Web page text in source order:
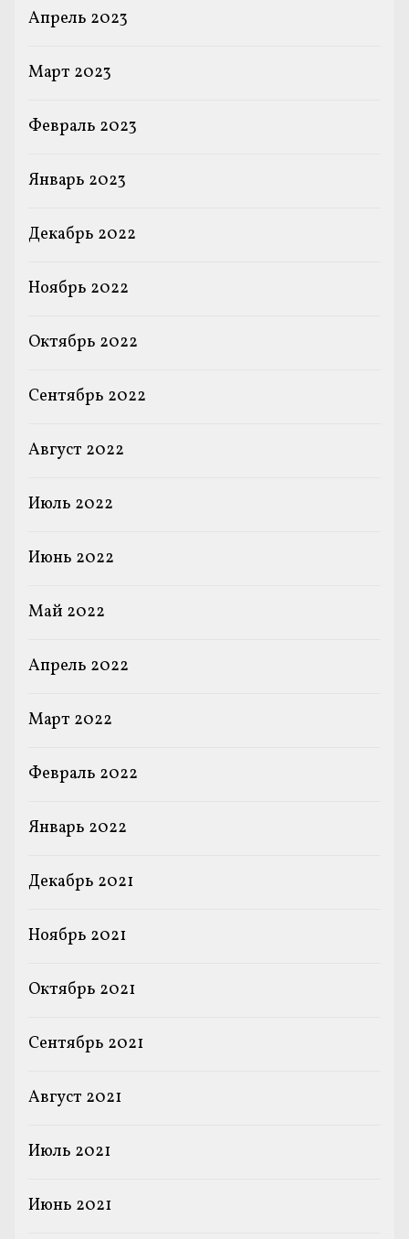
Апрель 2023
Март 2023
Февраль 2023
Январь 2023
Декабрь 2022
Ноябрь 2022
Октябрь 2022
Сентябрь 2022
Август 2022
Июль 2022
Июнь 2022
Май 2022
Апрель 2022
Март 2022
Февраль 2022
Январь 2022
Декабрь 2021
Ноябрь 2021
Октябрь 2021
Сентябрь 2021
Август 2021
Июль 2021
Июнь 2021